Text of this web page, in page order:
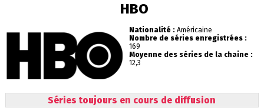
HBO
Nationalité : Américaine
Nombre de séries enregistrées :
169
Moyenne des séries de la chaine :
12,3
Séries toujours en cours de diffusion